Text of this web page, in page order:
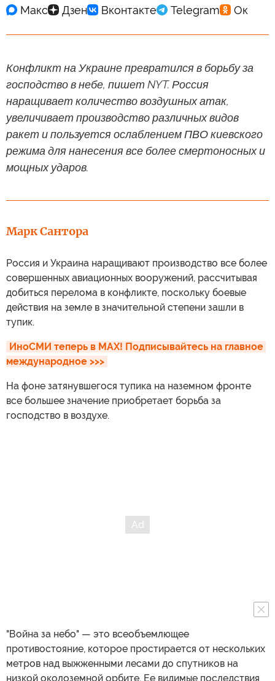
Конфликт на Украине превратился в борьбу за
господство в небе, пишет NYT. Россия
наращивает количество воздушных атак,
увеличивает производство различных видов
ракет и пользуется ослаблением ПВО киевского
режима для нанесения все более смертоносных и
мощных ударов.
Марк Сантора
Россия и Украина наращивают производство все более
совершенных авиационных вооружений, рассчитывая
добиться перелома в конфликте, поскольку боевые
действия на земле в значительной степени зашли в
тупик.
ИноСМИ теперь в MAX! Подписывайтесь на главное
международное >>>
На фоне затянувшегося тупика на наземном фронте
все большее значение приобретает борьба за
господство в воздухе.
"Война за небо" — это всеобъемлющее
противостояние, которое простирается от нескольких
метров над выжженными лесами до спутников на
низкой околоземной орбите. Ее видимые последствия